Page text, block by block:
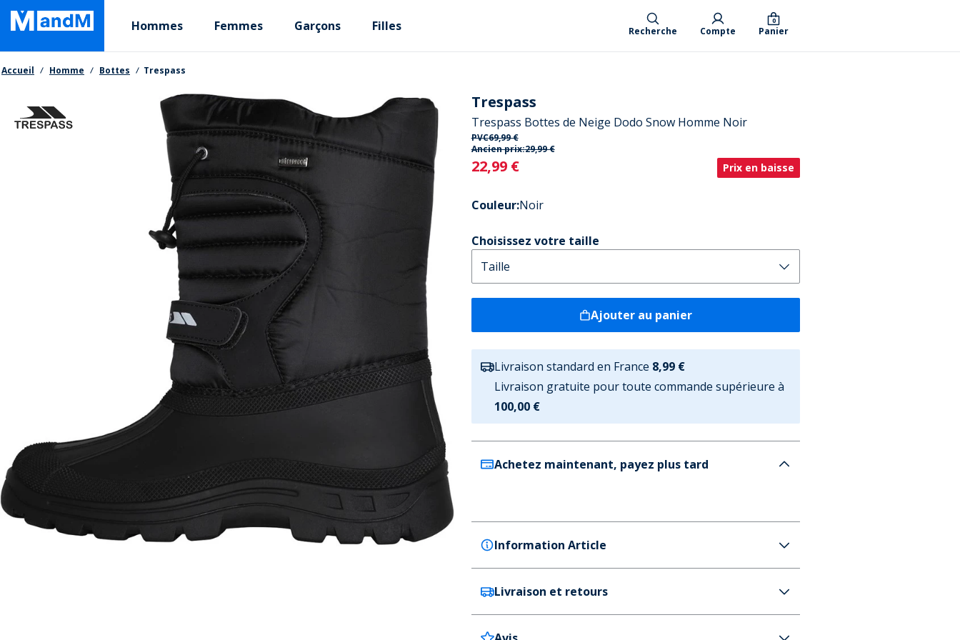
Skip
main
content
Primary departments
Hommes Femmes Garçons Filles Recherche Compte Panier
0
Fil d'Ariane
Accueil Homme Bottes Trespass
Trespass
Trespass Bottes de Neige Dodo Snow Homme Noir
PVC69,99 €
Ancien prix:29,99 €
Current
22,99 € Prix en baisse
Couleur:Noir
Choisissez votre taille
Ajouter au panier
Livraison standard en France 8,99 €
Livraison gratuite pour toute commande supérieure à
100,00 €
Achetez maintenant, payez plus tard
Information Article
Trespass
Trespass Bottes de Neige Dodo Snow Homme Noir
Couleur
Livraison et retours